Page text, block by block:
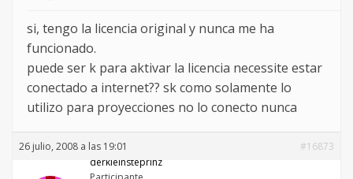
si, tengo la licencia original y nunca me ha
funcionado.
puede ser k para aktivar la licencia necessite estar
conectado a internet?? sk como solamente lo
utilizo para proyecciones no lo conecto nunca
26 julio, 2008 a las 19:01
#16873
derkleinsteprinz